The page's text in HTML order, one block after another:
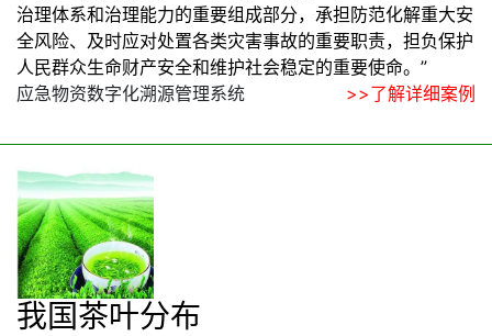
治理体系和治理能力的重要组成部分，承担防范化解重大安
全风险、及时应对处置各类灾害事故的重要职责，担负保护
人民群众生命财产安全和维护社会稳定的重要使命。”
应急物资数字化溯源管理系统
>>了解详细案例
我国茶叶分布